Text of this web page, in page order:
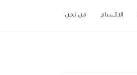
الاقسام من نحن